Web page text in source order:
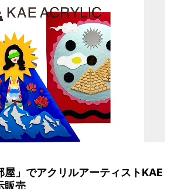
屋」でアクリルアーティストKAE
販売